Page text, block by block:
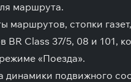
маршрута.
маршрутов, стопки
Class 37/5, 08 и 101,
«Поезда».
подвижного